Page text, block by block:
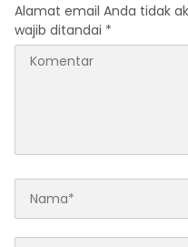
Alamat email Anda tidak
wajib ditandai *